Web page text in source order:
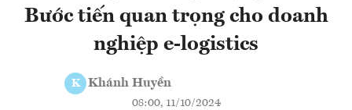
Bước tiến quan trọng cho doanh
nghiệp e-logistics
K Khánh Huyền
08:00, 11/10/2024